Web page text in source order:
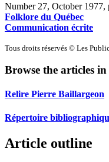
Number 27, October 1977,
Folklore du Québec
Communication écrite
Tous droits réservés © Les
Browse the articles in
Relire Pierre Baillargeon
Répertoire
Article outline